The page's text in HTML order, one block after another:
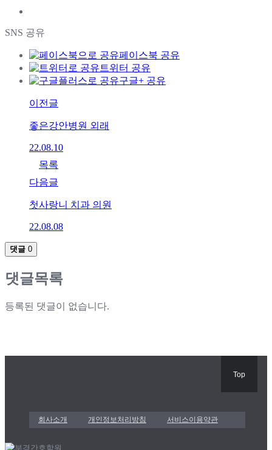
SNS 공유
페이스북 공유
트위터 공유
구글+ 공유
이전글
좋은강안병원 외래
22.08.10
목록
다음글
첫사랑니 치과 의원
22.08.08
댓글 0
댓글목록
등록된 댓글이 없습니다.
회사소개 개인정보처리방침 서비스이용약관
Top